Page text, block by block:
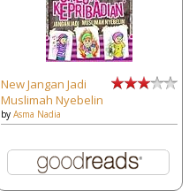
New Jangan Jadi
Muslimah Nyebelin
by Asma Nadia